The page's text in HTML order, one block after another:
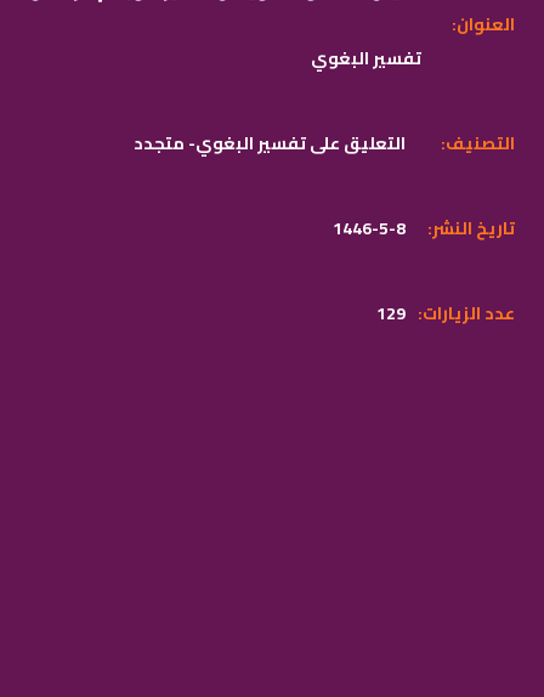
تفسير البغوي
:العنوان
التعليق على تفسير البغوي- متجدد :التصنيف
1446-5-8 :تاريخ النشر
129 :عدد الزيارات